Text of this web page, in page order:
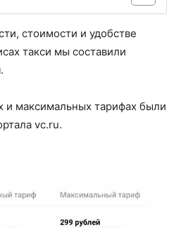
стоимости и удобстве
такси мы составили
.
максимальных тарифах были
vc.ru.